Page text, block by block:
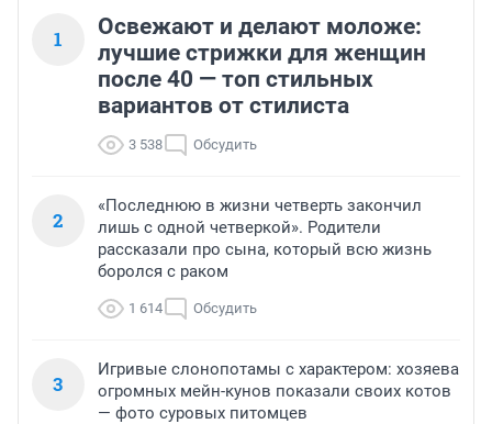
1
Освежают и делают моложе:
лучшие стрижки для женщин
после 40 — топ стильных
вариантов от стилиста
3 538 Обсудить
2
«Последнюю в жизни четверть закончил
лишь с одной четверкой». Родители
рассказали про сына, который всю жизнь
боролся с раком
1 614 Обсудить
3
Игривые слонопотамы с характером: хозяева
огромных мейн-кунов показали своих котов
— фото суровых питомцев